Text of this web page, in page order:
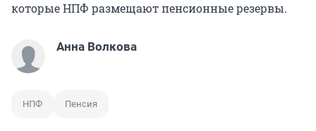
которые НПФ размещают пенсионные резервы.
Анна Волкова
НПФ Пенсия